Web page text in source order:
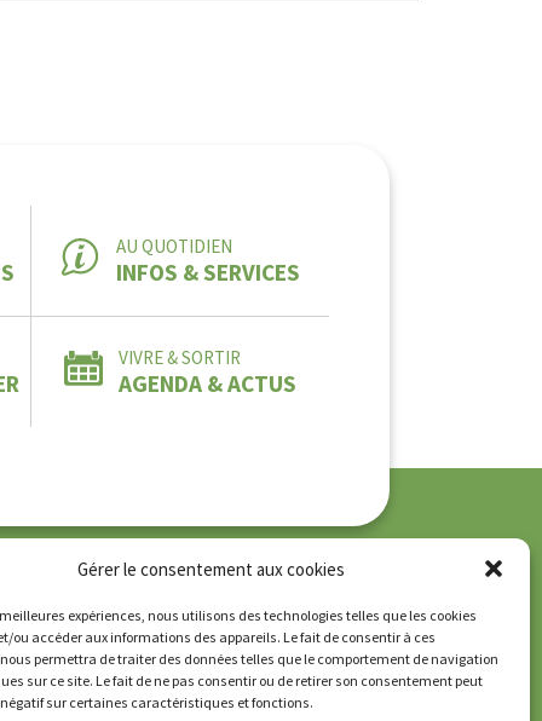
Gérer le consentement aux cookies
expériences, nous utilisons des technologies telles que les cookies
ou accéder aux informations des appareils. Le fait de consentir à ces
permettra de traiter des données telles que le comportement de navigation
sur ce site. Le fait de ne pas consentir ou de retirer son consentement peut
sur certaines caractéristiques et fonctions.
AU QUOTIDIEN
INFOS & SERVICES
VIVRE & SORTIR
AGENDA & ACTUS
de confidentialité